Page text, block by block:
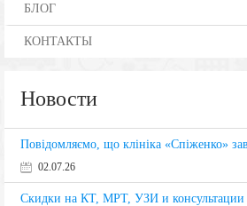
БЛОГ
КОНТАКТЫ
Новости
Повідомляємо, що клініка «Спіженко»
02.07.26
Скидки на КТ, МРТ, УЗИ и консультации